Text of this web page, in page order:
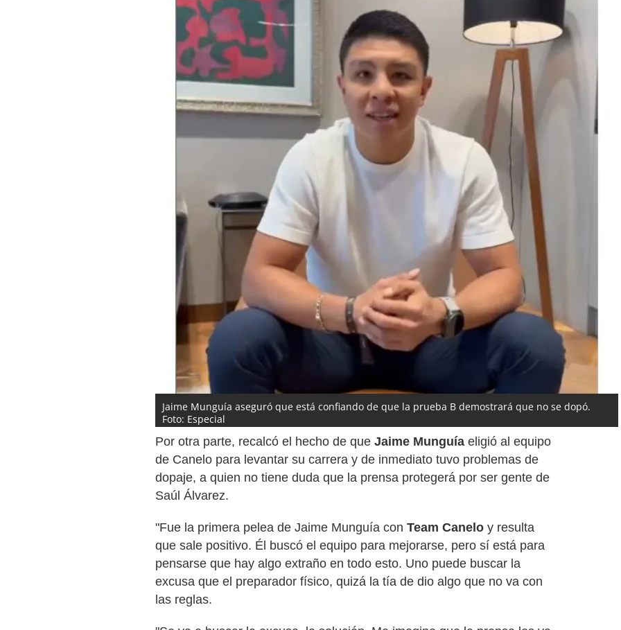
Jaime Munguía aseguró que está confiando de que la prueba B demostrará que no se dopó.
Foto: Especial
Por otra parte, recalcó el hecho de que Jaime Munguía eligió al equipo
de Canelo para levantar su carrera y de inmediato tuvo problemas de
dopaje, a quien no tiene duda que la prensa protegerá por ser gente de
Saúl Álvarez.
"Fue la primera pelea de Jaime Munguía con Team Canelo y resulta
que sale positivo. Él buscó el equipo para mejorarse, pero sí está para
pensarse que hay algo extraño en todo esto. Uno puede buscar la
excusa que el preparador físico, quizá la tía de dio algo que no va con
las reglas.